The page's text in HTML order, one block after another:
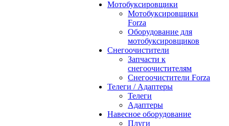
Мотобуксировщики
Мотобуксировщики
Forza
Оборудование для
мотобуксировщиков
Снегоочистители
Запчасти к
снегоочистителям
Снегоочистители Forza
Телеги / Адаптеры
Телеги
Адаптеры
Навесное оборудование
Плуги